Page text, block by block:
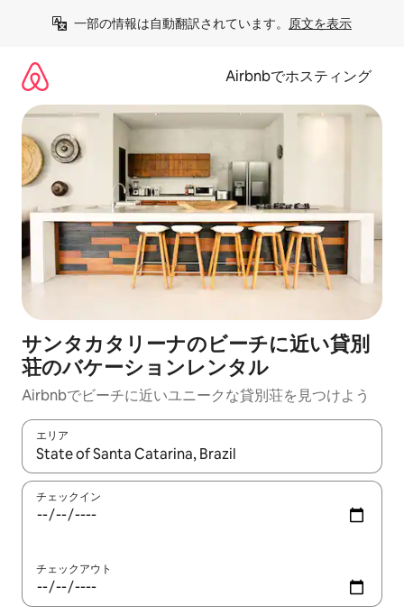
一部の情報は自動翻訳されています。 原文を表示
Airbnbでホスティング
サンタカタリーナのビーチに近い貸別
荘のバケーションレンタル
Airbnbでビーチに近いユニークな貸別荘を見つけよう
エリア
検索結果が表示されたら、上下の矢印キーを使って移動するか
チェックイン
チェックアウト